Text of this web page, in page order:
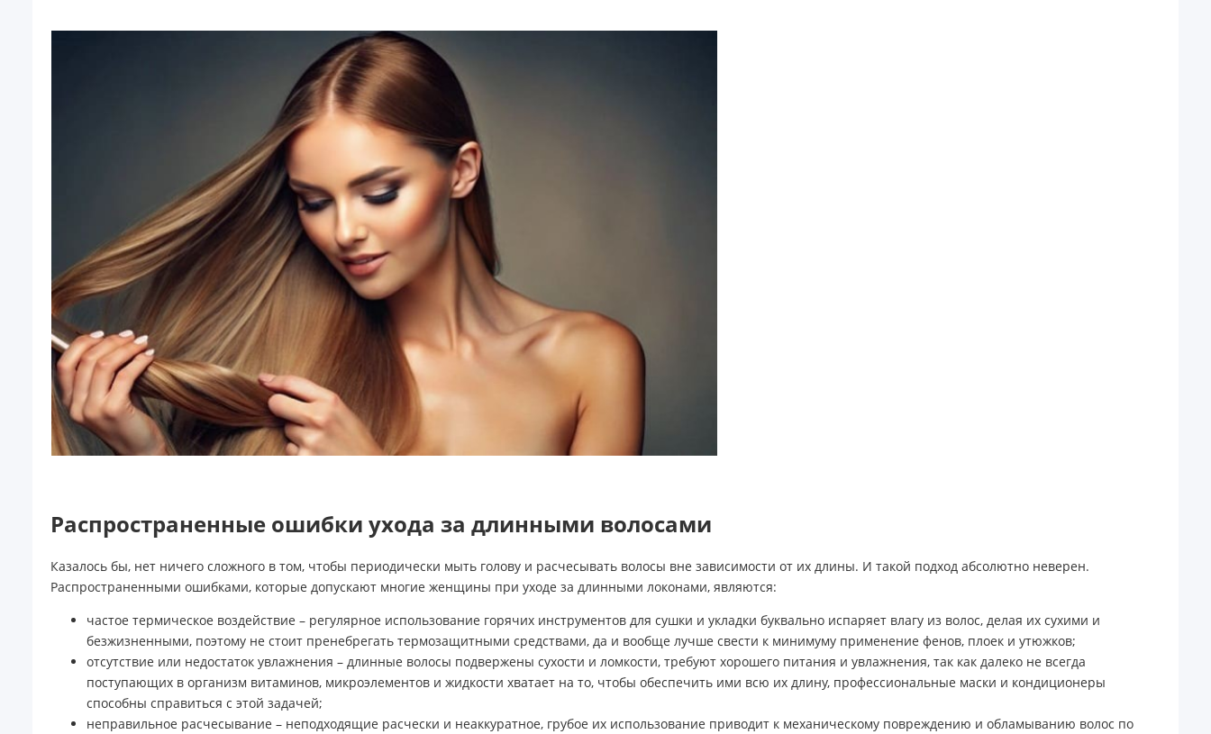
Распространенные ошибки ухода за длинными волосами
Казалось бы, нет ничего сложного в том, чтобы периодически мыть голову и расчесывать волосы вне зависимости от их длины. И такой подход абсолютно неверен.
Распространенными ошибками, которые допускают многие женщины при уходе за длинными локонами, являются:
частое термическое воздействие – регулярное использование горячих инструментов для сушки и укладки буквально испаряет влагу из волос, делая их сухими и
безжизненными, поэтому не стоит пренебрегать термозащитными средствами, да и вообще лучше свести к минимуму применение фенов, плоек и утюжков;
отсутствие или недостаток увлажнения – длинные волосы подвержены сухости и ломкости, требуют хорошего питания и увлажнения, так как далеко не всегда
поступающих в организм витаминов, микроэлементов и жидкости хватает на то, чтобы обеспечить ими всю их длину, профессиональные маски и кондиционеры
способны справиться с этой задачей;
неправильное расчесывание – неподходящие расчески и неаккуратное, грубое их использование приводит к механическому повреждению и обламыванию волос по